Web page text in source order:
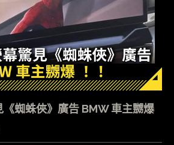
蜘蛛俠》廣告 BMW 車主嬲爆